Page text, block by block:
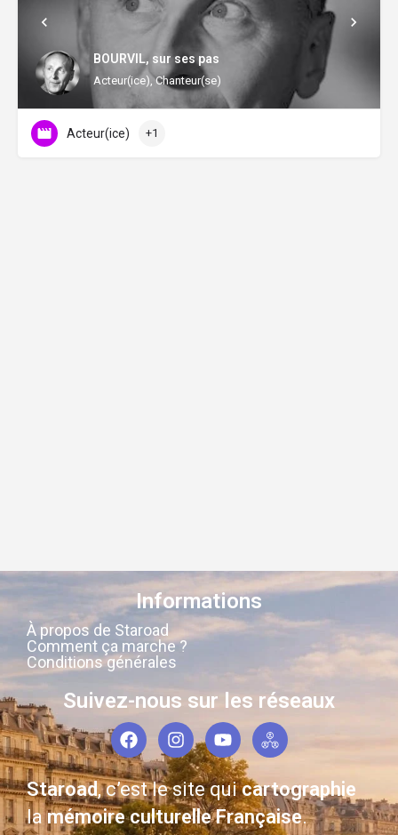
BOURVIL, sur ses pas
Acteur(ice), Chanteur(se)
Acteur(ice) +1
Informations
À propos de Staroad
Comment ça marche ?
Conditions générales
Suivez-nous sur les réseaux
Staroad, c’est le site quicartographie
lamémoire culturelle Française.